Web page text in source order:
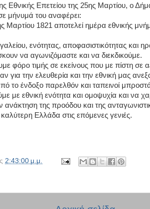
Εθνικής Επετείου της 25ης Μαρτίου, ο
μήνυμά του αναφέρει:
Μαρτίου 1821 αποτελεί ημέρα εθνικής
ενότητας, αποφασιστικότητας και
να αγωνιζόμαστε και να διεκδικούμε.
φόρο τιμής σε εκείνους που με πίστη σε
για την ελευθερία και την εθνική μας
το ένδοξο παρελθόν και ταπεινοί
με εθνική ενότητα και ομοψυχία και να
ανάκτηση της προόδου και της ανταγ
Ελλάδα στις επόμενες γενιές.
2:43:00 μ.μ.